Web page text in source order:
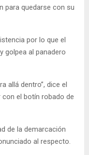
para quedarse con su
por lo que el
golpea al panadero
allá dentro”, dice el
el botín robado de
de la demarcación
al respecto.